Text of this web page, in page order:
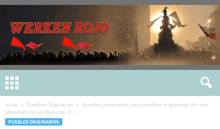
Inicio Pueblos Originarios
Escaños reservados para pueblos originarios: No son
Matemáticas, es Racismo. Y...
PUEBLOS ORIGINARIOS